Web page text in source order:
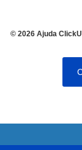
© 2026 Ajuda